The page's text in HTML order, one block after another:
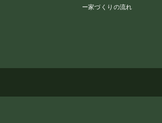
ー家づくりの流れ